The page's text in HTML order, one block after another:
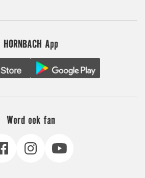
HORNBACH App
Word ook fan